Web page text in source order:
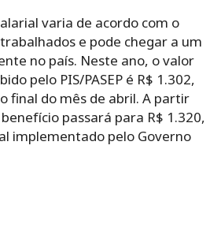
varia de acordo com o
e pode chegar a um
no país. Neste ano, o valor
pelo PIS/PASEP é R$ 1.302,
final do mês de abril. A partir
passará para R$ 1.320,
implementado pelo Governo